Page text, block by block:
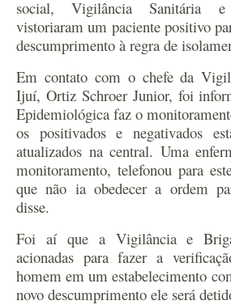
social, Vigilância Sanitária
vistoriaram um paciente positivo
descumprimento à regra de
Em contato com o chefe da
Ijuí, Ortiz Schroer Junior, foi
Epidemiológica faz o
os positivados e negativados
atualizados na central. Uma
monitoramento, telefonou para
que não ia obedecer a ordem
disse.
Foi aí que a Vigilância e
acionadas para fazer a
homem em um estabelecimento
novo descumprimento ele será